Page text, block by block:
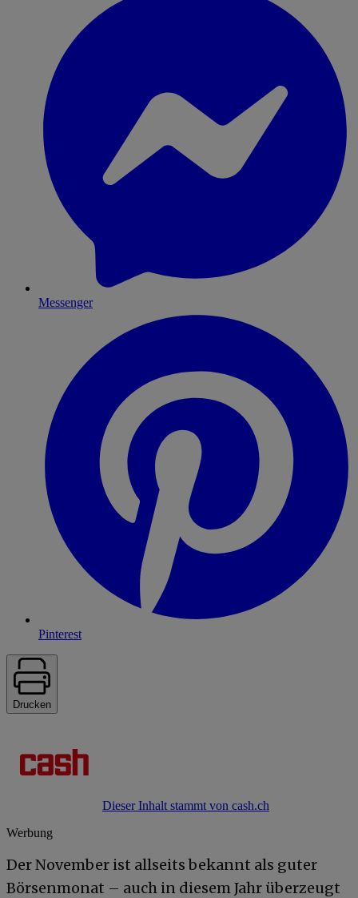
Messenger
Pinterest
Drucken
Dieser Inhalt stammt von cash.ch
Werbung
Der November ist allseits bekannt als guter
Börsenmonat – auch in diesem Jahr überzeugt